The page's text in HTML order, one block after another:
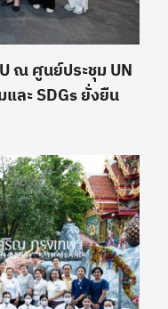
ณ ศูนย์ประชุม UN
ละ SDGs ยั่งยืน